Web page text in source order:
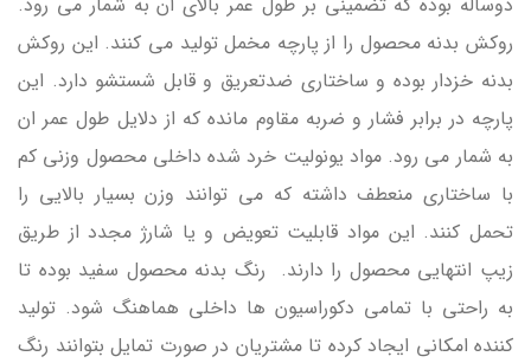
روکش بدنه محصول را از پارچه مخمل تولید می کنند. این روکش
بدنه خزدار بوده و ساختاری ضدتعریق و قابل شستشو دارد. این
پارچه در برابر فشار و ضربه مقاوم مانده که از دلایل طول عمر ان
به شمار می رود. مواد یونولیت خرد شده داخلی محصول وزنی کم
با ساختاری منعطف داشته که می توانند وزن بسیار بالایی را
تحمل کنند. این مواد قابلیت تعویض و یا شارژ مجدد از طریق
زیپ انتهایی محصول را دارند. رنگ بدنه محصول سفید بوده تا
به راحتی با تمامی دکوراسیون ها داخلی هماهنگ شود. تولید
کننده امکانی ایجاد کرده تا مشتریان در صورت تمایل بتوانند رنگ